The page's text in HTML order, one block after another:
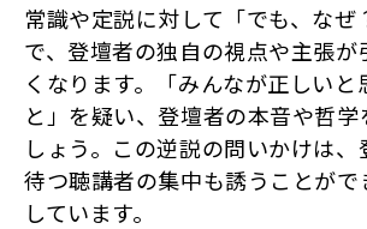
常識や定説に対して「でも、なぜ
で、登壇者の独自の視点や主張が
くなります。「みんなが正しいと
と」を疑い、登壇者の本音や哲学
しょう。この逆説の問いかけは、
待つ聴講者の集中も誘うことがで
しています。